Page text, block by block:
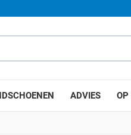
ADVIES OP